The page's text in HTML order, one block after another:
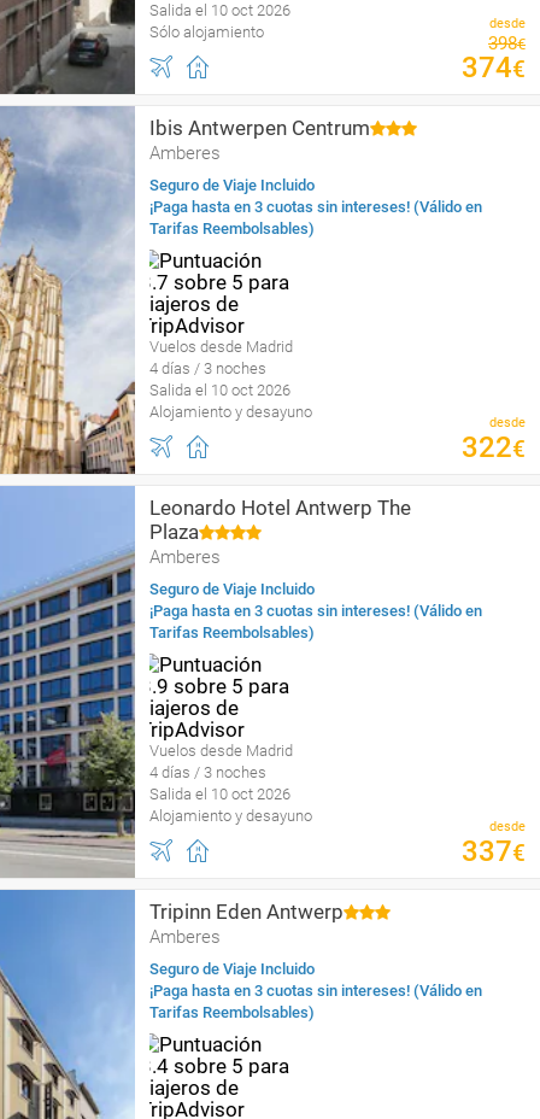
Salida el 10 oct 2026
Sólo alojamiento
desde
398€
374€
Ibis Antwerpen Centrum
Amberes
Seguro de Viaje Incluido
¡Paga hasta en 3 cuotas sin intereses! (Válido en
Tarifas Reembolsables)
Vuelos desde Madrid
4 días / 3 noches
Salida el 10 oct 2026
Alojamiento y desayuno
desde
322€
Leonardo Hotel Antwerp The
Plaza
Amberes
Seguro de Viaje Incluido
¡Paga hasta en 3 cuotas sin intereses! (Válido en
Tarifas Reembolsables)
Vuelos desde Madrid
4 días / 3 noches
Salida el 10 oct 2026
Alojamiento y desayuno
desde
337€
Tripinn Eden Antwerp
Amberes
Seguro de Viaje Incluido
¡Paga hasta en 3 cuotas sin intereses! (Válido en
Tarifas Reembolsables)